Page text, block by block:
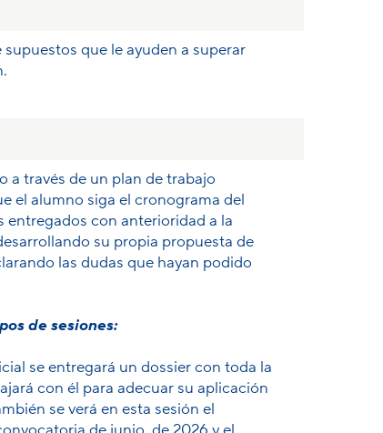
que le ayuden a superar
a través de un plan de trabajo
el alumno siga el cronograma del
con anterioridad a la
su propia propuesta de
las dudas que hayan podido
de sesiones:
se entregará un dossier con toda la
con él para adecuar su aplicación
se verá en esta sesión el